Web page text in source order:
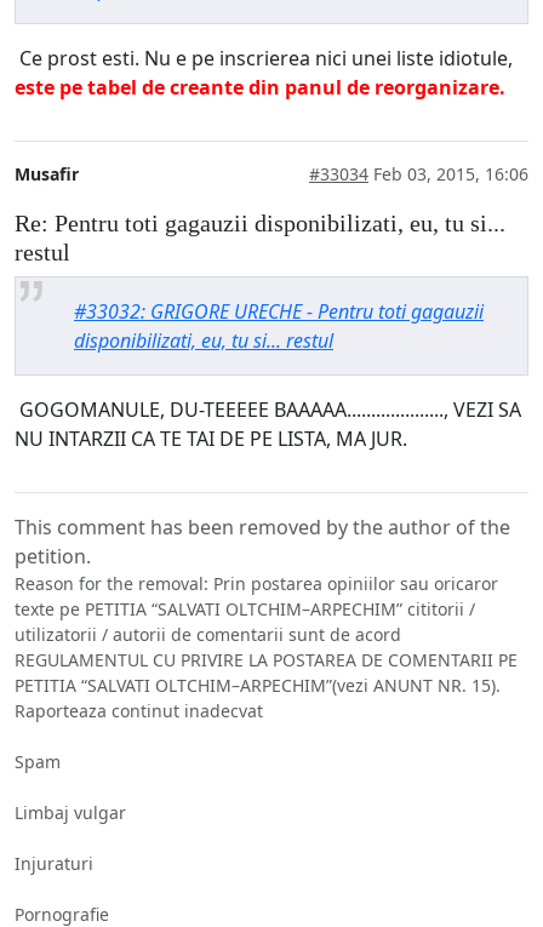
Ce prost esti. Nu e pe inscrierea nici unei liste idiotule,
este pe tabel de creante din panul de reorganizare.
Musafir #33034 Feb 03, 2015, 16:06
Re: Pentru toti gagauzii disponibilizati, eu, tu si...
restul
#33032: GRIGORE URECHE - Pentru toti gagauzii
disponibilizati, eu, tu si... restul
GOGOMANULE, DU-TEEEEE BAAAAA...................., VEZI SA
NU INTARZII CA TE TAI DE PE LISTA, MA JUR.
This comment has been removed by the author of the
petition.
Reason for the removal: Prin postarea opiniilor sau oricaror
texte pe PETITIA “SALVATI OLTCHIM–ARPECHIM” cititorii /
utilizatorii / autorii de comentarii sunt de acord
REGULAMENTUL CU PRIVIRE LA POSTAREA DE COMENTARII PE
PETITIA “SALVATI OLTCHIM–ARPECHIM”(vezi ANUNT NR. 15).
Raporteaza continut inadecvat
Spam
Limbaj vulgar
Injuraturi
Pornografie